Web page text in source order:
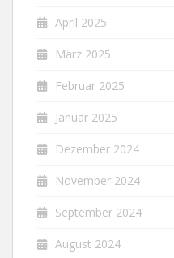
April 2025
März 2025
Februar 2025
Januar 2025
Dezember 2024
November 2024
September 2024
August 2024